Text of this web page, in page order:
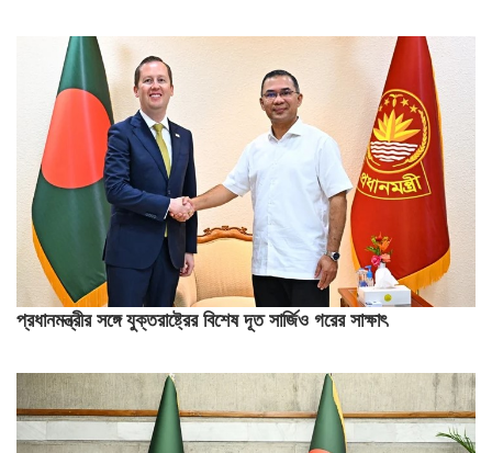
প্রধানমন্ত্রীর সঙ্গে যুক্তরাষ্ট্রের বিশেষ দূত সার্জিও গরের সাক্ষাৎ